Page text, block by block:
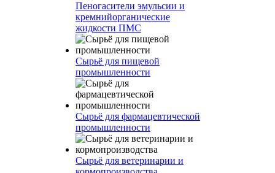
Пеногасители эмульсии и
кремнийорганические
жидкости ПМС
Сырьё для пищевой
промышленности
Сырьё для фармацевтической
промышленности
Сырьё для ветеринарии и